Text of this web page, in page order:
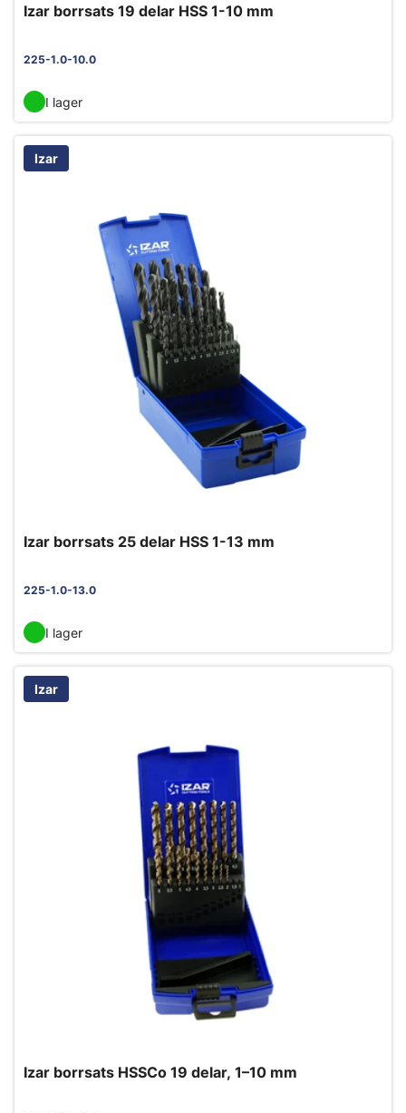
Izar borrsats 19 delar HSS 1-10 mm
225-1.0-10.0
I lager
Izar
Izar borrsats 25 delar HSS 1-13 mm
225-1.0-13.0
I lager
Izar
Izar borrsats HSSCo 19 delar, 1–10 mm